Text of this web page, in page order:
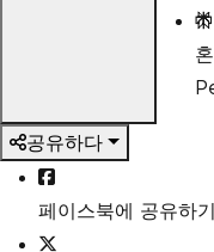
공유하다
페이스북에 공유하기